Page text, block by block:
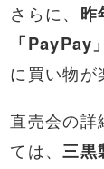
さらに、 昨
「PayPay
に買い物が
直売会の詳
ては、 三黒